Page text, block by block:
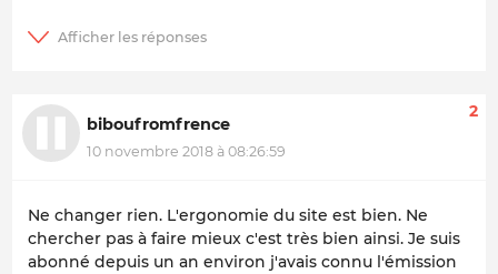
biboufromfrence
10 novembre 2018 à 08:26:59
2
Ne changer rien. L'ergonomie du site est bien. Ne
chercher pas à faire mieux c'est très bien ainsi. Je suis
abonné depuis un an environ j'avais connu l'émission